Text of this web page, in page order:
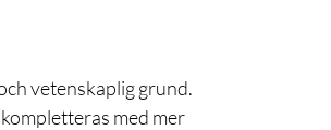
vetenskaplig grund.
med mer